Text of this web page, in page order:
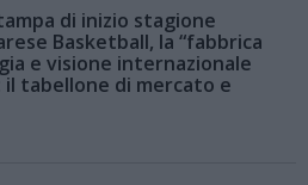
di inizio stagione
Basketball, la “fabbrica
e visione internazionale
tabellone di mercato e